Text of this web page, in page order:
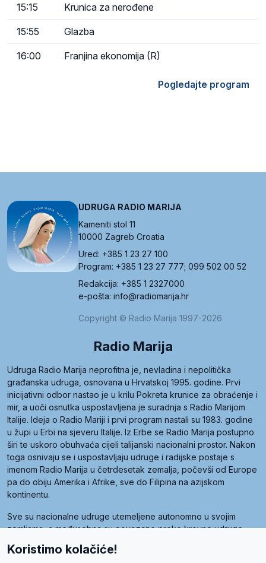
15:15 Krunica za nerođene
15:55 Glazba
16:00 Franjina ekonomija (R)
Pogledajte program
UDRUGA RADIO MARIJA
Kameniti stol 11
10000 Zagreb Croatia
Ured: +385 1 23 27 100
Program: +385 1 23 27 777; 099 502 00 52
Redakcija: +385 1 2327000
e-pošta: info@radiomarija.hr
Copyright © Radio Marija 1997-2026
Radio Marija
Udruga Radio Marija neprofitna je, nevladina i nepolitička
građanska udruga, osnovana u Hrvatskoj 1995. godine. Prvi
inicijativni odbor nastao je u krilu Pokreta krunice za obraćenje i
mir, a uoči osnutka uspostavljena je suradnja s Radio Marijom
Italije. Ideja o Radio Mariji i prvi program nastali su 1983. godine
u župi u Erbi na sjeveru Italije. Iz Erbe se Radio Marija postupno
širi te uskoro obuhvaća cijeli talijanski nacionalni prostor. Nakon
toga osnivaju se i uspostavljaju udruge i radijske postaje s
imenom Radio Marija u četrdesetak zemalja, počevši od Europe
pa do obiju Amerika i Afrike, sve do Filipina na azijskom
kontinentu.
Sve su nacionalne udruge utemeljene autonomno u svojim
zemljama, a međusobna su povezane preko krovne udruge
Radio Maria). Svjetsku obitelj utemeljilo je sedam članica, među
Koristimo kolačiće!